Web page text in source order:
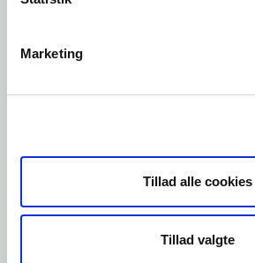
Marketing
Tillad alle cookies
Tillad valgte